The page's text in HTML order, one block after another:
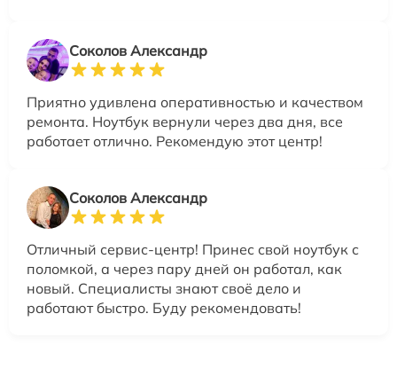
Соколов Александр
Приятно удивлена оперативностью и качеством
ремонта. Ноутбук вернули через два дня, все
работает отлично. Рекомендую этот центр!
Соколов Александр
Отличный сервис-центр! Принес свой ноутбук с
поломкой, а через пару дней он работал, как
новый. Специалисты знают своё дело и
работают быстро. Буду рекомендовать!